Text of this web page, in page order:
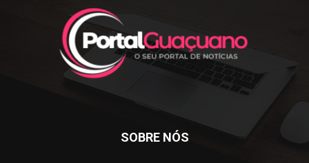
SOBRE NÓS